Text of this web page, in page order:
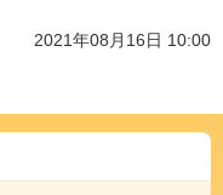
2021年08月16日 10:00